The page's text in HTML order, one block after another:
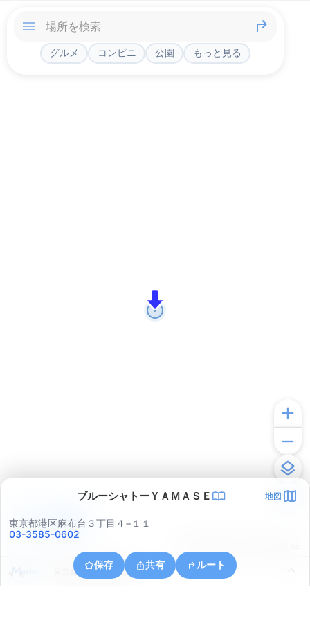
グルメ コンビニ 公園 もっと見る
ブルーシャトーＹＡＭＡＳＥ 地図
東京都港区麻布台３丁目４−１１
03-3585-0602
保存 共有 ルート
東京都中央区明石町１４
アプリで見る